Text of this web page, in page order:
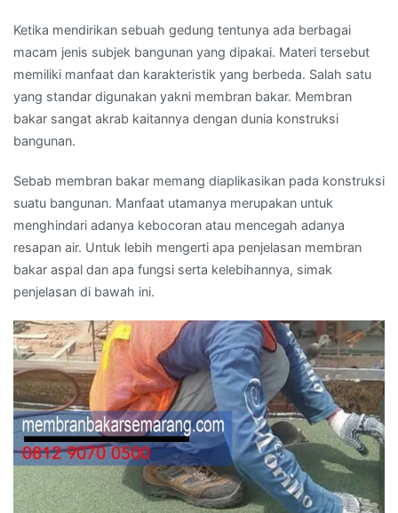
Ketika mendirikan sebuah gedung tentunya ada berbagai
macam jenis subjek bangunan yang dipakai. Materi tersebut
memiliki manfaat dan karakteristik yang berbeda. Salah satu
yang standar digunakan yakni membran bakar. Membran
bakar sangat akrab kaitannya dengan dunia konstruksi
bangunan.
Sebab membran bakar memang diaplikasikan pada konstruksi
suatu bangunan. Manfaat utamanya merupakan untuk
menghindari adanya kebocoran atau mencegah adanya
resapan air. Untuk lebih mengerti apa penjelasan membran
bakar aspal dan apa fungsi serta kelebihannya, simak
penjelasan di bawah ini.